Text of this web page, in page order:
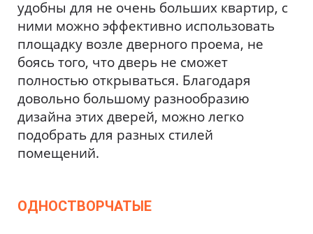
удобны для не очень больших квартир, с
ними можно эффективно использовать
площадку возле дверного проема, не
боясь того, что дверь не сможет
полностью открываться. Благодаря
довольно большому разнообразию
дизайна этих дверей, можно легко
подобрать для разных стилей
помещений.
ОДНОСТВОРЧАТЫЕ